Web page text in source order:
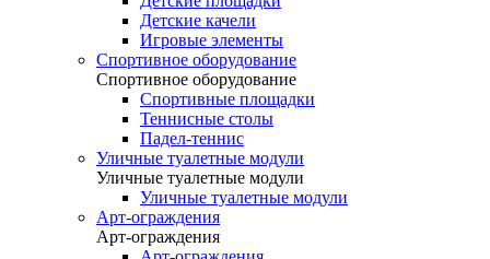
Детские качели
Игровые элементы
Спортивное оборудование
Спортивное оборудование
Спортивные площадки
Теннисные столы
Падел-теннис
Уличные туалетные модули
Уличные туалетные модули
Уличные туалетные модули
Арт-ограждения
Арт-ограждения